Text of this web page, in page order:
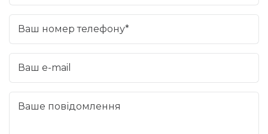
Ваш номер телефону*
Ваш e-mail
Ваше повідомлення